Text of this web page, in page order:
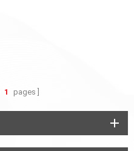
1 pages